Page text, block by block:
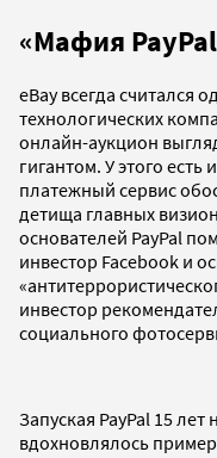
«Мафия
eBay всегда считался
технологических
онлайн-аукцион
гигантом. У этого
платежный сервис
детища главных
основателей PayPal
инвестор Facebook и
инвестор
социального
Запуская PayPal 15
вдохновлялось